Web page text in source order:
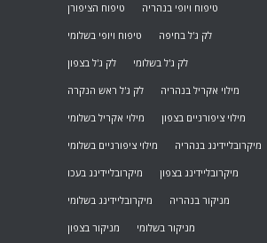
טיפוח הציפורן טיפוח ויופי בנהריה
טיפוח ויופי בשלומי לק ג'ל בחיפה
לק ג'ל בצפון לק ג'ל בשלומי
לק ג'ל ראש הנקרה מילוי אקריל בנהריה
מילוי אקריל בשלומי מילוי ציפורניים בצפון
מילוי ציפורניים בשלומי מיקרובליידינג בנהריה
מיקרובליידינג בעכו מיקרובליידינג בצפון
מיקרובליידינג בשלומי מניקור בנהריה
מניקור בצפון מניקור בשלומי